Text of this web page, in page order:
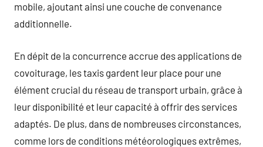
mobile, ajoutant ainsi une couche de convenance
additionnelle.
En dépit de la concurrence accrue des applications de
covoiturage, les taxis gardent leur place pour une
élément crucial du réseau de transport urbain, grâce à
leur disponibilité et leur capacité à offrir des services
adaptés. De plus, dans de nombreuses circonstances,
comme lors de conditions météorologiques extrêmes,